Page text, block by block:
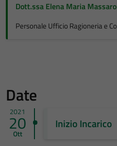
Dott.ssa Elena Maria Massaro
Personale Ufficio Ragioneria e
Date
2021
20
Ott
Inizio Incarico